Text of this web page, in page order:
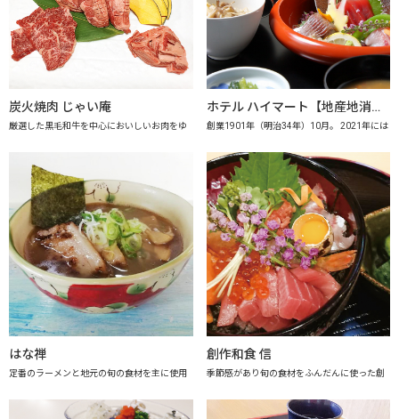
炭火焼肉 じゃい庵
厳選した黒毛和牛を中心においしいお肉をゆ
ホテル ハイマート【地産地消の店認定店】
創業1901年（明治34年）10月。 2021年には
はな禅
定番のラーメンと地元の旬の食材を主に使用
創作和食 信
季節感があり旬の食材をふんだんに使った創